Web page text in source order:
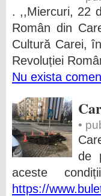
. ,,Miercuri, 22
Român din
Cultură Carei,
Revoluției
Nu exista
•
de
aceste
https://